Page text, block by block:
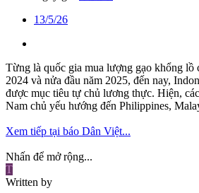
13/5/26
Từng là quốc gia mua lượng gạo khổng lồ
2024 và nửa đầu năm 2025, đến nay,
được mục tiêu tự chủ lương thực. Hiện,
Nam chủ yếu hướng đến Philippines,
Xem tiếp tại báo Dân Việt...
Nhấn để mở rộng...
T
Written by